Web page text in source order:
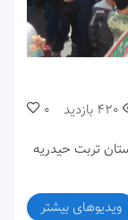
0 420 بازدید
تربت حیدریه
ویدیوهای بیشتر